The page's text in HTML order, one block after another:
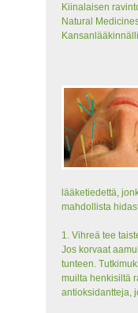
Kiinalaisen
Natural
lääketiedettä,
mahdollista
1. Vihreä tee
Jos korvaat
tunteen.
muilta henkisiltä
antioksidantteja,